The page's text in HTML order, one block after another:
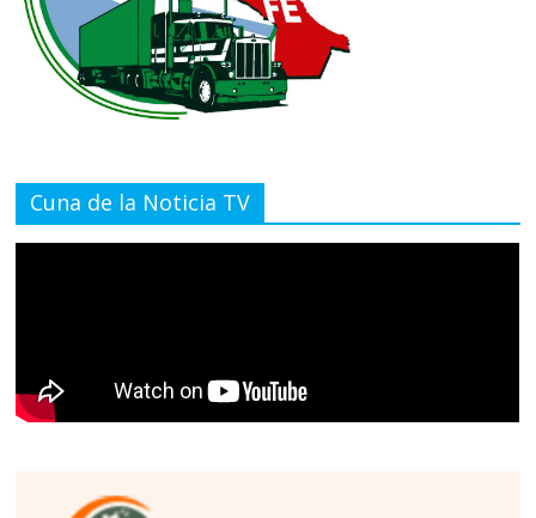
Cuna de la Noticia TV